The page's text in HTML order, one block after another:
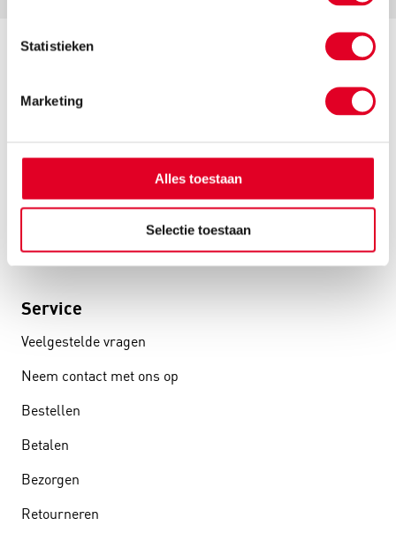
Statistieken
Marketing
Alles toestaan
Selectie toestaan
Onze missie
Werken bij Heutink voor thuis
Service
Veelgestelde vragen
Neem contact met ons op
Bestellen
Betalen
Bezorgen
Retourneren